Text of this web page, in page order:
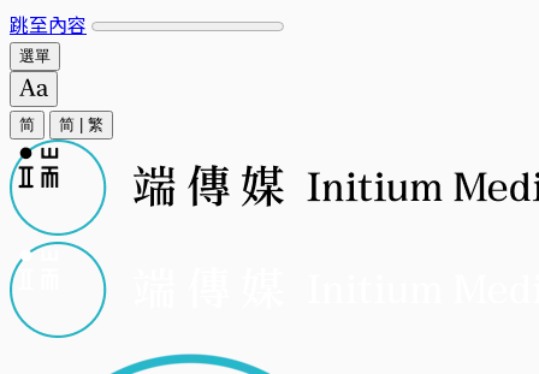
跳至內容
選單
简 简 繁